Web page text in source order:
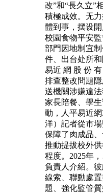
改”和“長久立”
積極成效。无
體到事，摆设
校園食物平安
部門因地制宜
件、出台处所
易近 網 股 份 有
排查整改問題
送機關涉嫌違
家長陪餐、學
動，人平易近
洋）記者從市
保障了肉成品、
推動提拔校外
程度。2025年
負責人介紹。
線索、聯動處
題、強化監管